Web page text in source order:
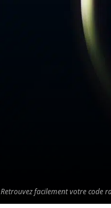
Retrouvez facilement votre code